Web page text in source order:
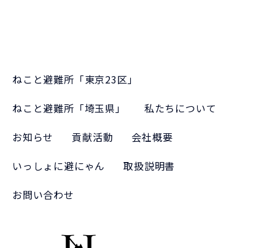
ねこと避難所「東京23区」
ねこと避難所「埼玉県」
私たちについて
お知らせ
貢献活動
会社概要
いっしょに避にゃん
取扱説明書
お問い合わせ